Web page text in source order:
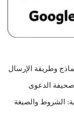
وطريقة الإرسال
صحيفة الدعوى
الشروط والصيغة